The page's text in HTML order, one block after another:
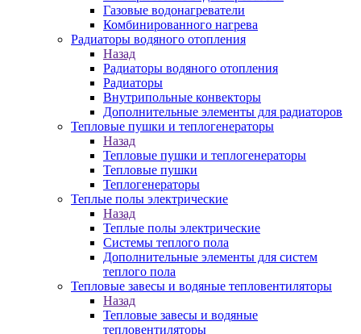
Газовые водонагреватели
Комбинированного нагрева
Радиаторы водяного отопления
Назад
Радиаторы водяного отопления
Радиаторы
Внутрипольные конвекторы
Дополнительные элементы для радиаторов
Тепловые пушки и теплогенераторы
Назад
Тепловые пушки и теплогенераторы
Тепловые пушки
Теплогенераторы
Теплые полы электрические
Назад
Теплые полы электрические
Системы теплого пола
Дополнительные элементы для систем
теплого пола
Тепловые завесы и водяные тепловентиляторы
Назад
Тепловые завесы и водяные
тепловентиляторы